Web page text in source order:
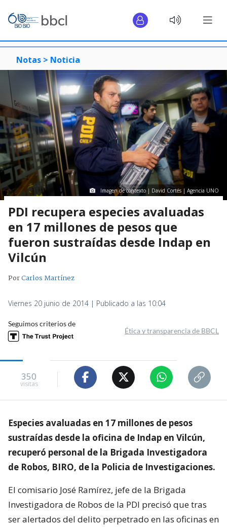
Notas > Noticia
Imagen de contexto | David Cortés | Agencia UNO
PDI recupera especies avaluadas
en 17 millones de pesos que
fueron sustraídas desde Indap en
Vilcún
PorCarlos Martínez
Viernes 20 junio de 2014 | Publicado a las 10:04
Seguimos criterios de
Ética y transparencia de BBCL
350
visitas
Especies avaluadas en 17 millones de pesos
sustraídas desde la oficina de Indap en Vilcún,
recuperó personal de la Brigada Investigadora
de Robos, BIRO, de la Policia de Investigaciones.
El comisario José Ramírez, jefe de la Brigada
Investigadora de Robos de la PDI precisó que tras
ser alertados del delito perpetrado en las oficinas en